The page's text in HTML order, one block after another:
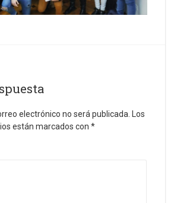
electrónico no será publicada. Los
están marcados con *